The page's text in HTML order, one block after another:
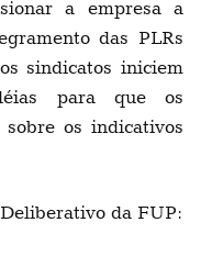
a empresa a
das PLRs
sindicatos iniciem
para que os
sobre os indicativos
da FUP: